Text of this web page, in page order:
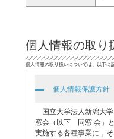
個人情報の取り
個人情報の取り扱いについては、以下に
個人情報保護方針
国立大学法人新潟大学
窓会（以下「同窓 会」
実施する各種事業に，